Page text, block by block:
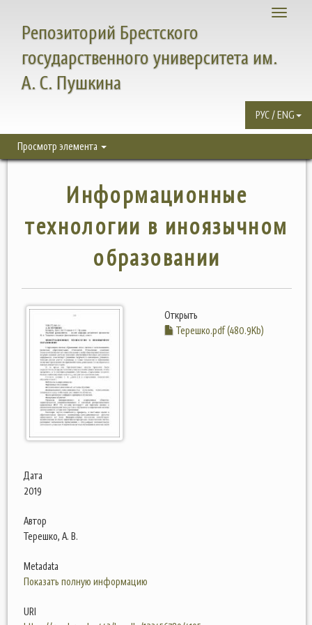
Toggle
Репозиторий Брестского
государственного университета им.
А. С. Пушкина
РУС / ENG
Просмотр элемента
Информационные
технологии в иноязычном
образовании
Открыть
Терешко.pdf (480.9Kb)
Дата
2019
Автор
Терешко, А. В.
Metadata
Показать полную информацию
URI